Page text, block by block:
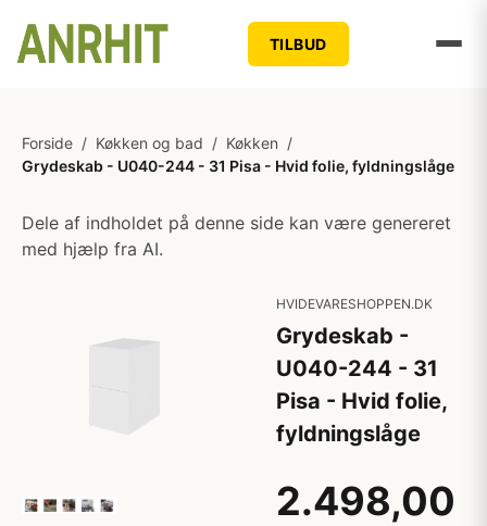
TILBUD
Forside / Køkken og bad / Køkken /
Grydeskab - U040-244 - 31 Pisa - Hvid folie, fyldningslåge
Dele af indholdet på denne side kan være genereret
med hjælp fra AI.
HVIDEVARESHOPPEN.DK
Grydeskab -
U040-244 - 31
Pisa - Hvid folie,
fyldningslåge
2.498,00